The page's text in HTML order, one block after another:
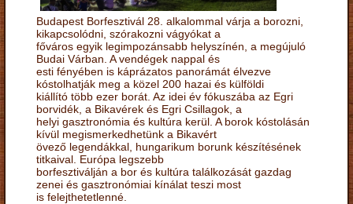
Budapest Borfesztivál 28. alkalommal várja a borozni,
kikapcsolódni, szórakozni vágyókat a
főváros egyik legimpozánsabb helyszínén, a megújuló
Budai Várban. A vendégek nappal és
esti fényében is káprázatos panorámát élvezve
kóstolhatják meg a közel 200 hazai és külföldi
kiállító több ezer borát. Az idei év fókuszába az Egri
borvidék, a Bikavérek és Egri Csillagok, a
helyi gasztronómia és kultúra kerül. A borok kóstolásán
kívül megismerkedhetünk a Bikavért
övező legendákkal, hungarikum borunk készítésének
titkaival. Európa legszebb
borfesztiválján a bor és kultúra találkozását gazdag
zenei és gasztronómiai kínálat teszi most
is felejthetetlenné.